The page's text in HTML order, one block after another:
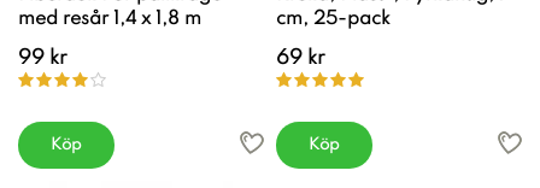
med resår 1,4 x 1,8 m
99 kr
Köp
cm, 25-pack
69 kr
Köp